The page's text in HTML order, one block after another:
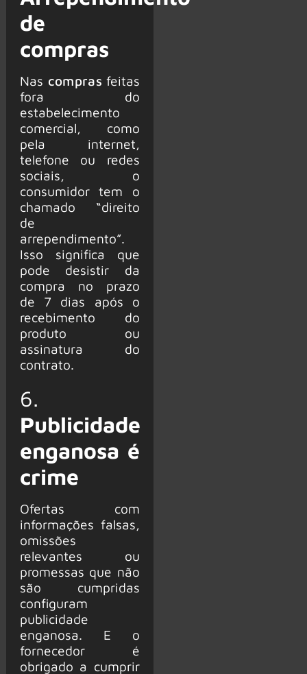
de
compras
Nas comprasfeitas
fora do
estabelecimento
comercial, como
pela internet,
telefone ou redes
sociais, o
consumidor tem o
chamado “direito
de
arrependimento”.
Isso significa que
pode desistir da
compra no prazo
de 7 dias após o
recebimento do
produto ou
assinatura do
contrato.
6.
Publicidade
enganosa é
crime
Ofertas com
informações falsas,
omissões
relevantes ou
promessas que não
são cumpridas
configuram
publicidade
enganosa. E o
fornecedor é
obrigado a cumprir